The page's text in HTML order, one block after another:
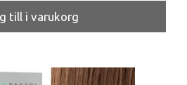
till i varukorg